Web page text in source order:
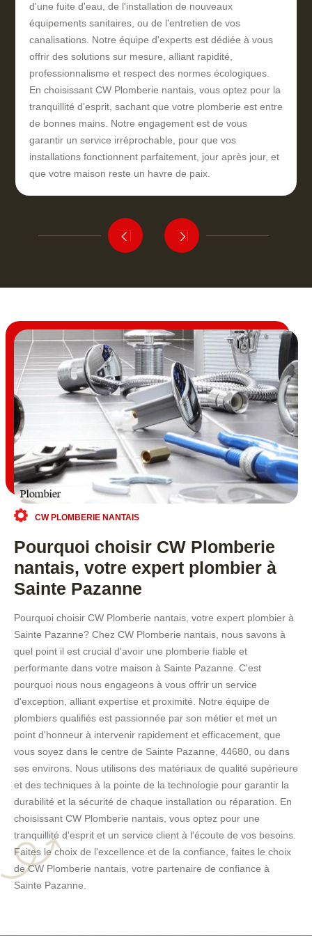
d'une fuite d'eau, de l'installation de nouveaux
équipements sanitaires, ou de l'entretien de vos
canalisations. Notre équipe d'experts est dédiée à vous
offrir des solutions sur mesure, alliant rapidité,
professionnalisme et respect des normes écologiques.
En choisissant CW Plomberie nantais, vous optez pour la
tranquillité d'esprit, sachant que votre plomberie est entre
de bonnes mains. Notre engagement est de vous
garantir un service irréprochable, pour que vos
installations fonctionnent parfaitement, jour après jour, et
que votre maison reste un havre de paix.
CW PLOMBERIE NANTAIS
Pourquoi choisir CW Plomberie
nantais, votre expert plombier à
Sainte Pazanne
Pourquoi choisir CW Plomberie nantais, votre expert plombier à
Sainte Pazanne? Chez CW Plomberie nantais, nous savons à
quel point il est crucial d'avoir une plomberie fiable et
performante dans votre maison à Sainte Pazanne. C'est
pourquoi nous nous engageons à vous offrir un service
d'exception, alliant expertise et proximité. Notre équipe de
plombiers qualifiés est passionnée par son métier et met un
point d'honneur à intervenir rapidement et efficacement, que
vous soyez dans le centre de Sainte Pazanne, 44680, ou dans
ses environs. Nous utilisons des matériaux de qualité supérieure
et des techniques à la pointe de la technologie pour garantir la
durabilité et la sécurité de chaque installation ou réparation. En
choisissant CW Plomberie nantais, vous optez pour une
tranquillité d'esprit et un service client à l'écoute de vos besoins.
Faites le choix de l'excellence et de la confiance, faites le choix
de CW Plomberie nantais, votre partenaire de confiance à
Sainte Pazanne.